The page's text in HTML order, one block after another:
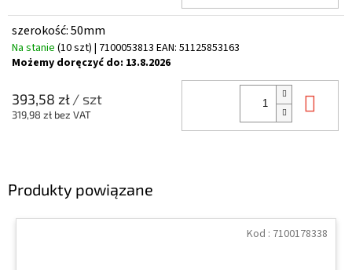
Produkty powiązane
Kod : 7100178338
szerokość: 50mm
Na stanie (10 szt) | 7100053813 EAN: 51125853163
Możemy doręczyć do: 13.8.2026
393,58 zł/ szt
319,98 zł bez VAT